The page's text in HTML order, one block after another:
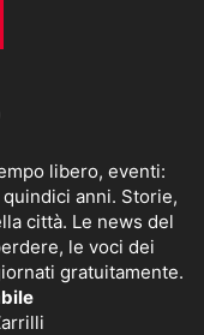
libero, eventi:
anni. Storie,
città. Le news del
le voci dei
gratuitamente.